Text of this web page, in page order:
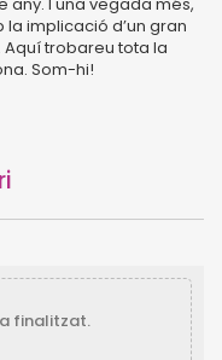
implicació d’un gran
trobareu tota la
Som-hi!
finalitzat.